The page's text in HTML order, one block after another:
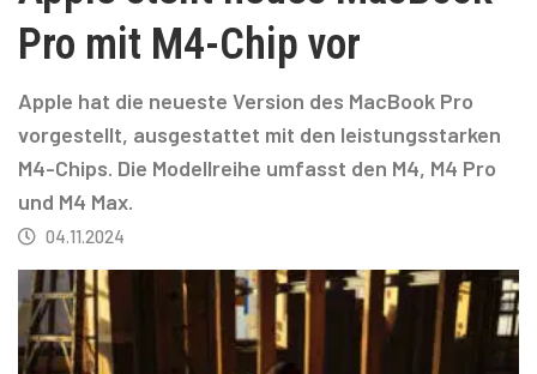
Pro mit M4-Chip vor
Apple hat die neueste Version des MacBook Pro
vorgestellt, ausgestattet mit den leistungsstarken
M4-Chips. Die Modellreihe umfasst den M4, M4 Pro
und M4 Max.
04.11.2024